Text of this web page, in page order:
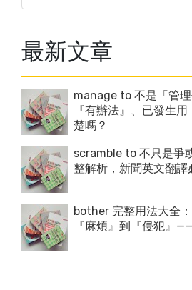
最新文章
manage to 不是「管
『有辦法』、已發生
楚嗎？
scramble to 不只是爭
整解析，新聞英文翻譯
bother 完整用法大全
『麻煩』到『侵犯』